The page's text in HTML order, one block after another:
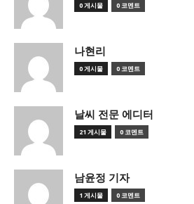
0 게시물 0 코멘트
나현리
0 게시물 0 코멘트
날씨 전문 에디터
21 게시물 0 코멘트
남윤정 기자
1 게시물 0 코멘트